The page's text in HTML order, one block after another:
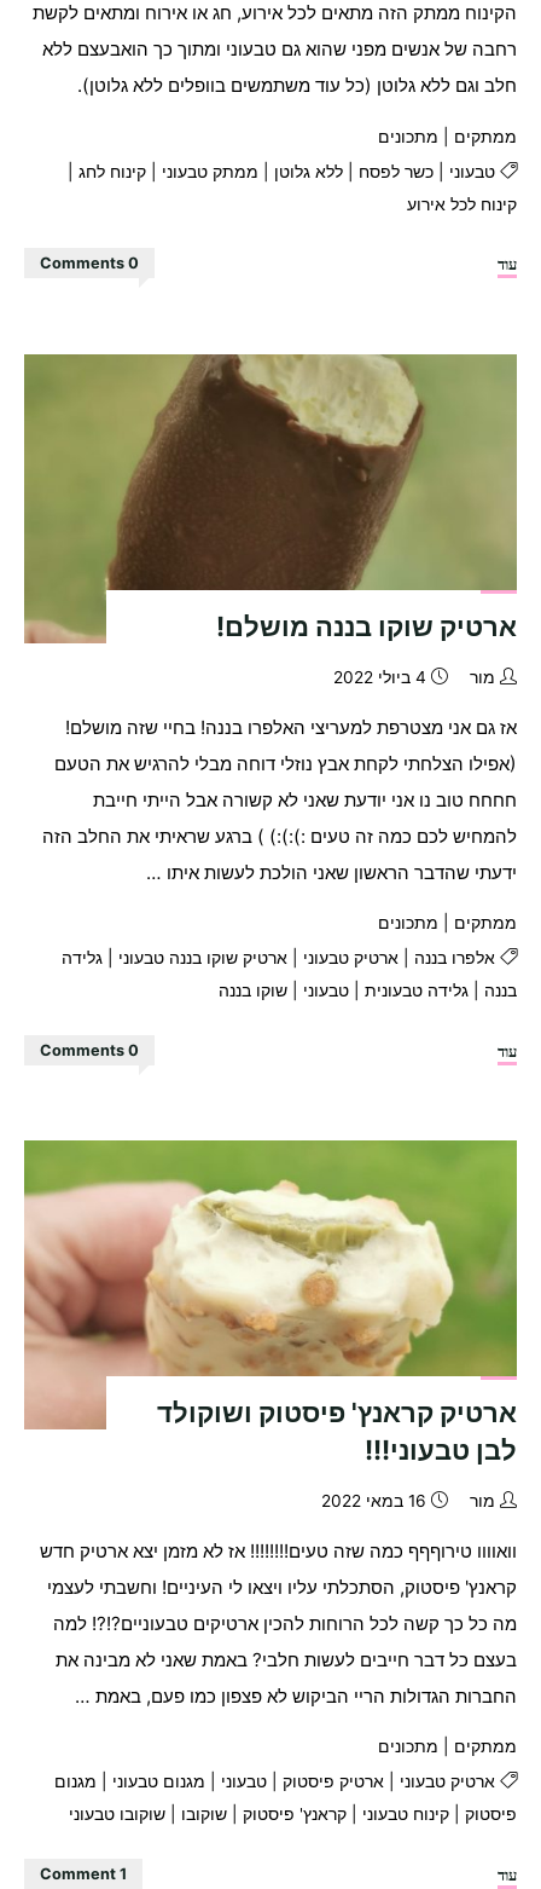
מגולגלות
קינדר)"
הקינוח ממתק הזה מתאים לכל אירוע, חג או אירוח ומתאים לקשת
רחבה של אנשים מפני שהוא גם טבעוני ומתוך כך הואבעצם ללא
חלב וגם ללא גלוטן (כל עוד משתמשים בוופלים ללא גלוטן).
ממתקים
מתכונים
טבעוני
כשר לפסח ללא גלוטן ממתק טבעוני קינוח לחג|
קינוח לכל אירוע
עוד"אצבעות
0 Comments
ארטיק שוקו בננה מושלם!
מור 4 ביולי 2022
אז גם אני מצטרפת למעריצי האלפרו בננה! בחיי שזה מושלם!
(אפילו הצלחתי לקחת אבץ נוזלי דוחה מבלי להרגיש את הטעם
חחחח טוב נו אני יודעת שאני לא קשורה אבל הייתי חייבת
להמחיש לכם כמה זה טעים :):):) ) ברגע שראיתי את החלב הזה
ידעתי שהדבר הראשון שאני הולכת לעשות איתו …
ממתקים
מתכונים
אלפרו בננה
ארטיק טבעוני ארטיק שוקו בננה טבעוני
גלידה
בננה |גלידה טבעונית |טבעוני |שוקו בננה
עוד"ארטיק
מושלם!"
0 Comments
ארטיק קראנץ' פיסטוק ושוקולד
לבן טבעוני!!!
מור 16 במאי 2022
וואוווו טירוףףף כמה שזה טעים!!!!!!!! אז לא מזמן יצא ארטיק חדש
קראנץ' פיסטוק, הסתכלתי עליו ויצאו לי העיניים! וחשבתי לעצמי
מה כל כך קשה לכל הרוחות להכין ארטיקים טבעוניים?!?! למה
בעצם כל דבר חייבים לעשות חלבי? באמת שאני לא מבינה את
החברות הגדולות הריי הביקוש לא פצפון כמו פעם, באמת …
ממתקים
מתכונים
ארטיק טבעוני
ארטיק פיסטוק| טבעוני מגנום טבעוני
מגנום
פיסטוק |קינוח טבעוני |קראנץ' פיסטוק |שוקובו |שוקובו טבעוני
עוד"ארטיק 1 Comment